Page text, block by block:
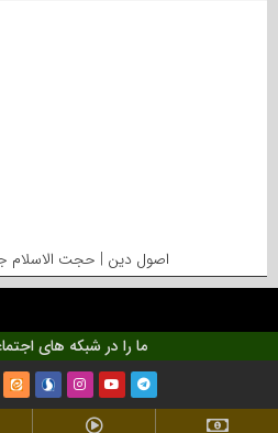
اصول دین | حجت الاسلام
ما را در شبکه های